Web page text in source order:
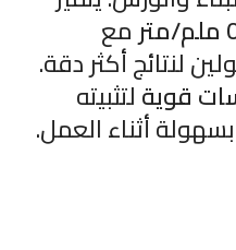
مع
لنتائج أكثر دقة.
لتثبيته
أثناء العمل.